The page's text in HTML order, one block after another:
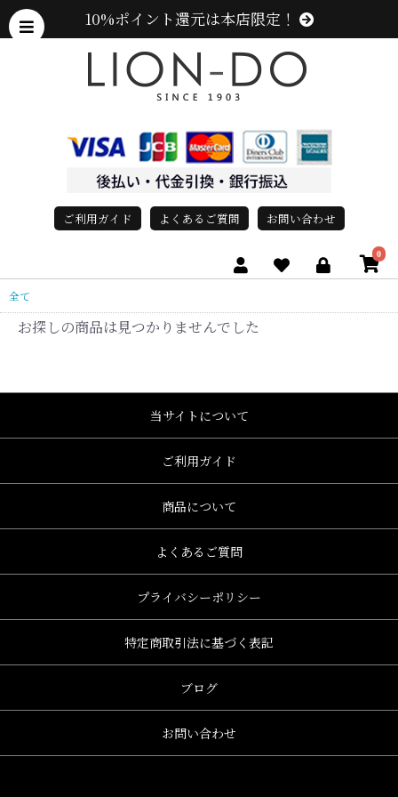
10%ポイント還元は本店限定！
ご利用ガイド よくあるご質問 お問い合わせ
0
全て
お探しの商品は見つかりませんでした
当サイトについて
ご利用ガイド
商品について
よくあるご質問
プライバシーポリシー
特定商取引法に基づく表記
ブログ
お問い合わせ